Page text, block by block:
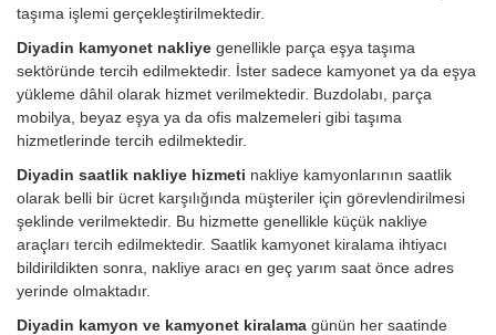
taşıma işlemi gerçekleştirilmektedir.
Diyadin kamyonet nakliye genellikle parça eşya taşıma
sektöründe tercih edilmektedir. İster sadece kamyonet ya da eşya
yükleme dâhil olarak hizmet verilmektedir. Buzdolabı, parça
mobilya, beyaz eşya ya da ofis malzemeleri gibi taşıma
hizmetlerinde tercih edilmektedir.
Diyadin saatlik nakliye hizmeti nakliye kamyonlarının saatlik
olarak belli bir ücret karşılığında müşteriler için görevlendirilmesi
şeklinde verilmektedir. Bu hizmette genellikle küçük nakliye
araçları tercih edilmektedir. Saatlik kamyonet kiralama ihtiyacı
bildirildikten sonra, nakliye aracı en geç yarım saat önce adres
yerinde olmaktadır.
Diyadin kamyon ve kamyonet kiralama günün her saatinde